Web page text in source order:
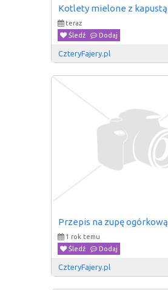
Kotlety mielone z kapustą
teraz
Śledź
Dodaj
CzteryFajery.pl
Przepis na zupę ogórkową
1 rok temu
Śledź
Dodaj
CzteryFajery.pl